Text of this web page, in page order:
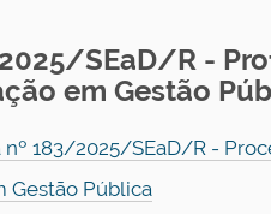
SEaD/R -
em Gestão
183/2025/SEaD/R -
Gestão Pública